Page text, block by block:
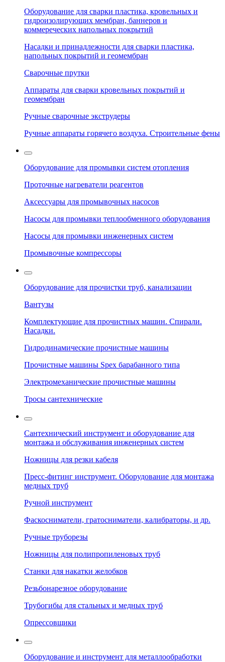
Оборудование для сварки пластика, кровельных и
гидроизолирующих мембран, баннеров и
коммереческих напольных покрытий
Насадки и принадлежности для сварки пластика,
напольных покрытий и геомембран
Сварочные прутки
Аппараты для сварки кровельных покрытий и
геомембран
Ручные сварочные экструдеры
Ручные аппараты горячего воздуха. Строительные фены
Оборудование для промывки систем отопления
Проточные нагреватели реагентов
Аксессуары для промывочных насосов
Насосы для промывки теплообменного оборудования
Насосы для промывки инженерных систем
Промывочные компрессоры
Оборудование для прочистки труб, канализации
Вантузы
Комплектующие для прочистных машин. Спирали.
Насадки.
Гидродинамические прочистные машины
Прочистные машины Spex барабанного типа
Электромеханические прочистные машины
Тросы сантехнические
Сантехнический инструмент и оборудование для
монтажа и обслуживания инженерных систем
Ножницы для резки кабеля
Пресс-фитинг инструмент. Оборудование для монтажа
медных труб
Ручной инструмент
Фаскосниматели, гратосниматели, калибраторы, и др.
Ручные труборезы
Ножницы для полипропиленовых труб
Станки для накатки желобков
Резьбонарезное оборудование
Трубогибы для стальных и медных труб
Опрессовщики
Оборудование и инструмент для металлообработки